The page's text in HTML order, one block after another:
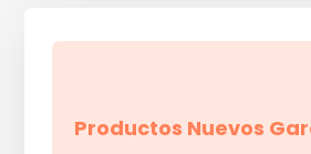
Productos Nuevos